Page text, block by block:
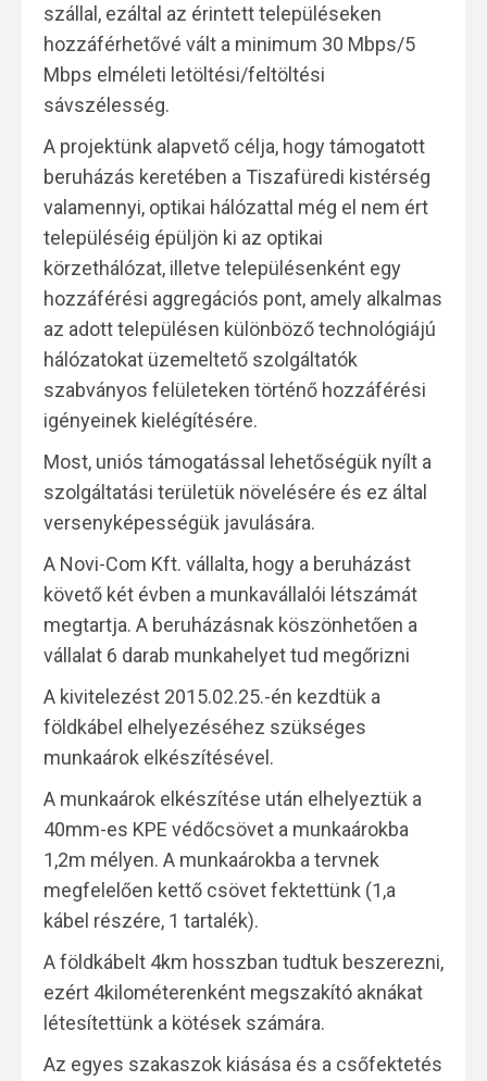
szállal, ezáltal az érintett településeken
hozzáférhetővé vált a minimum 30 Mbps/5
Mbps elméleti letöltési/feltöltési
sávszélesség.
A projektünk alapvető célja, hogy támogatott
beruházás keretében a Tiszafüredi kistérség
valamennyi, optikai hálózattal még el nem ért
településéig épüljön ki az optikai
körzethálózat, illetve településenként egy
hozzáférési aggregációs pont, amely alkalmas
az adott településen különböző technológiájú
hálózatokat üzemeltető szolgáltatók
szabványos felületeken történő hozzáférési
igényeinek kielégítésére.
Most, uniós támogatással lehetőségük nyílt a
szolgáltatási területük növelésére és ez által
versenyképességük javulására.
A Novi-Com Kft. vállalta, hogy a beruházást
követő két évben a munkavállalói létszámát
megtartja. A beruházásnak köszönhetően a
vállalat 6 darab munkahelyet tud megőrizni
A kivitelezést 2015.02.25.-én kezdtük a
földkábel elhelyezéséhez szükséges
munkaárok elkészítésével.
A munkaárok elkészítése után elhelyeztük a
40mm-es KPE védőcsövet a munkaárokba
1,2m mélyen. A munkaárokba a tervnek
megfelelően kettő csövet fektettünk (1,a
kábel részére, 1 tartalék).
A földkábelt 4km hosszban tudtuk beszerezni,
ezért 4kilométerenként megszakító aknákat
létesítettünk a kötések számára.
Az egyes szakaszok kiásása és a csőfektetés